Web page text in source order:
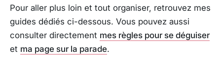
Pour aller plus loin et tout organiser, retrouvez mes
guides dédiés ci-dessous. Vous pouvez aussi
consulter directement mes règles pour se déguiser
et ma page sur la parade.